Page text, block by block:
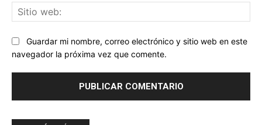
Guardar mi nombre, correo electrónico y sitio web en este
navegador la próxima vez que comente.